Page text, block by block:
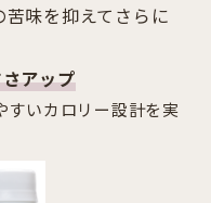
味を抑えてさらに
アップ
すいカロリー設計を実